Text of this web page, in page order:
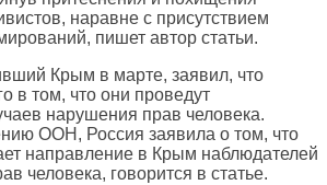
наравне с присутствием
пишет автор статьи.
Крым в марте, заявил, что
в том, что они проведут
нарушения прав человека.
ООН, Россия заявила о том, что
направление в Крым наблюдателей
человека, говорится в статье.